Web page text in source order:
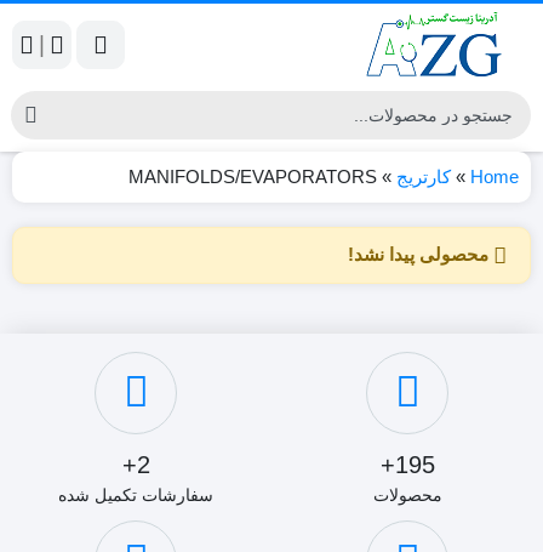
|
Home
»کارتریج »
MANIFOLDS/EVAPORATORS
محصولی پیدا نشد!
195+
محصولات
2+
سفارشات تکمیل شده